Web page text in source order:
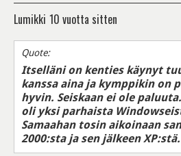
Lumikki 10 vuotta sitten
Quote:
Itselläni on kenties käynyt
kanssa aina ja kymppikin on
hyvin. Seiskaan ei ole
oli yksi parhaista
Samaahan tosin aikoinaan
2000:sta ja sen jälkeen XP:stä.